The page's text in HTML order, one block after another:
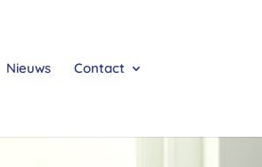
Nieuws Contact